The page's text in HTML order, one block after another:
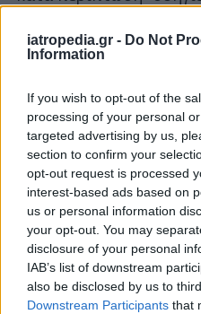
iatropedia.gr - Do Not
Information
If you wish to opt-out of the
processing of your personal
targeted advertising by us,
section to confirm your
opt-out request is processed
interest-based ads based on
us or personal information
your opt-out. You may
disclosure of your personal
IAB’s list of downstream
also be disclosed by us to
Downstream Participants that
Πηγή: Newsit.gr
Facebook
Twitter